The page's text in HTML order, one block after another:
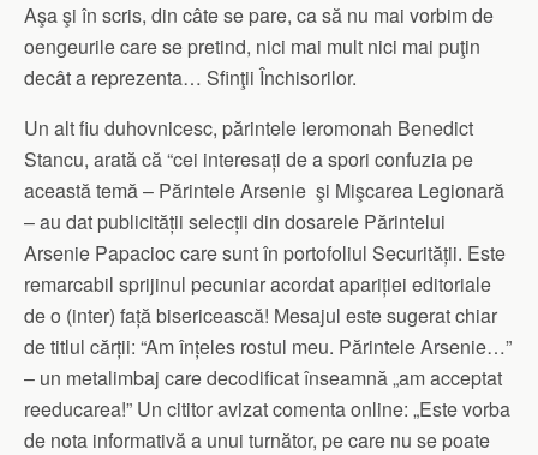
Aşa şi în scris, din câte se pare, ca să nu mai vorbim de
oengeurile care se pretind, nici mai mult nici mai puţin
decât a reprezenta… Sfinţii Închisorilor.
Un alt fiu duhovnicesc, părintele ieromonah Benedict
Stancu, arată că “cei interesați de a spori confuzia pe
această temă – Părintele Arsenie şi Mişcarea Legionară
– au dat publicității selecții din dosarele Părintelui
Arsenie Papacioc care sunt în portofoliul Securității. Este
remarcabil sprijinul pecuniar acordat apariției editoriale
de o (inter) față bisericească! Mesajul este sugerat chiar
de titlul cărții: “Am înțeles rostul meu. Părintele Arsenie…”
– un metalimbaj care decodificat înseamnă „am acceptat
reeducarea!” Un cititor avizat comenta online: „Este vorba
de nota informativă a unui turnător, pe care nu se poate